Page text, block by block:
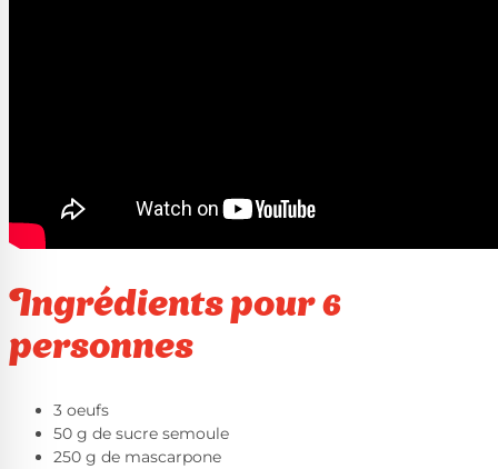
Ingrédients pour 6
personnes
3 oeufs
50 g de sucre semoule
250 g de mascarpone